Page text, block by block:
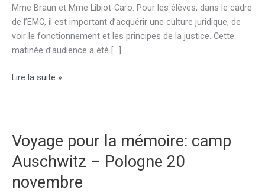
Mme Braun et Mme Libiot-Caro. Pour les élèves, dans le cadre
de l’EMC, il est important d’acquérir une culture juridique, de
voir le fonctionnement et les principes de la justice. Cette
matinée d’audience a été […]
Sortie
de
Draguignan
Lire la suite »
Voyage pour la mémoire: camp
Auschwitz – Pologne 20
novembre